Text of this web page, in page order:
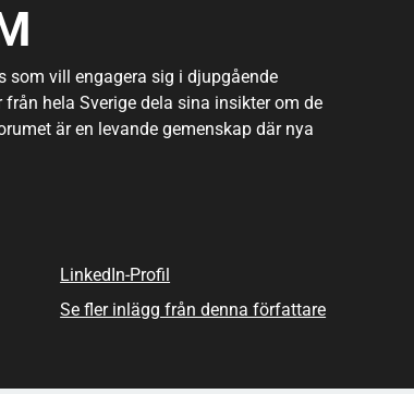
vill engagera sig i djupgående
hela Sverige dela sina insikter om de
är en levande gemenskap där nya
igång. Detta forum representerar en unik
informationsutbyte där medlemmar
historia. Det är en plats där alla åsikter
kräver bara en enkel registrering, vilket gör
LinkedIn-Profil
Se fler inlägg från denna författare